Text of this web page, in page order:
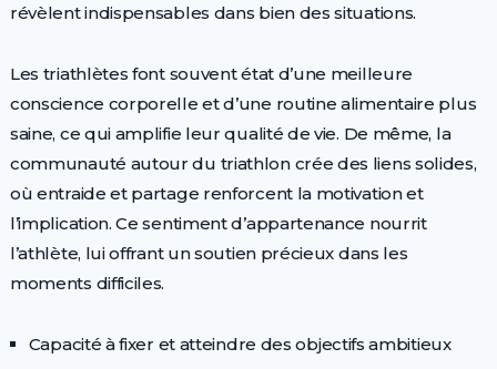
révèlent indispensables dans bien des situations.
Les triathlètes font souvent état d’une meilleure
conscience corporelle et d’une routine alimentaire plus
saine, ce qui amplifie leur qualité de vie. De même, la
communauté autour du triathlon crée des liens solides,
où entraide et partage renforcent la motivation et
l’implication. Ce sentiment d’appartenance nourrit
l’athlète, lui offrant un soutien précieux dans les
moments difficiles.
Capacité à fixer et atteindre des objectifs ambitieux